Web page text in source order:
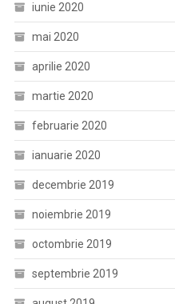
iunie 2020
mai 2020
aprilie 2020
martie 2020
februarie 2020
ianuarie 2020
decembrie 2019
noiembrie 2019
octombrie 2019
septembrie 2019